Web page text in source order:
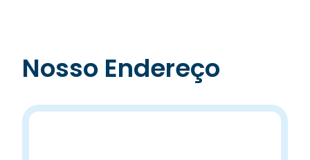
Nosso Endereço